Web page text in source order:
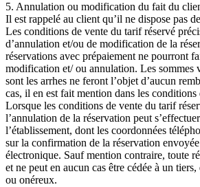
5. Annulation ou modification du fait du
Il est rappelé au client qu’il ne dispose pas
Les conditions de vente du tarif réservé
d’annulation et/ou de modification de la
réservations avec prépaiement ne pourront
modification et/ ou annulation. Les sommes
sont les arrhes ne feront l’objet d’aucun
cas, il en est fait mention dans les
Lorsque les conditions de vente du tarif
l’annulation de la réservation peut
l’établissement, dont les coordonnées
sur la confirmation de la réservation
électronique. Sauf mention contraire, toute
et ne peut en aucun cas être cédée à un
ou onéreux.